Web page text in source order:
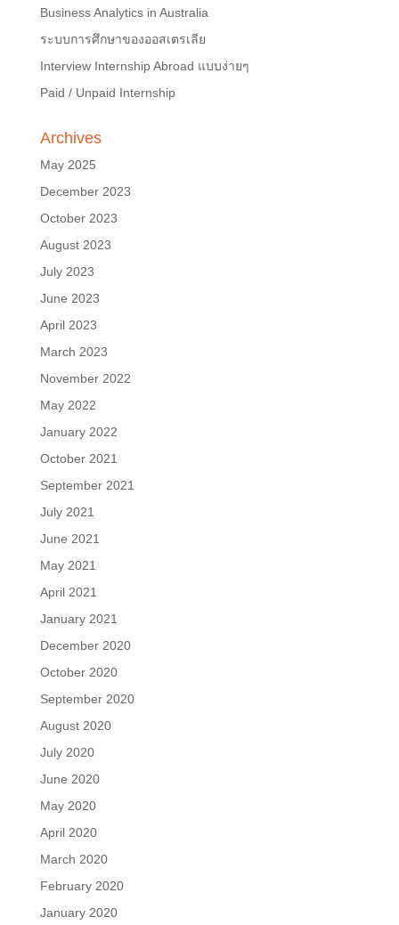
Business Analytics in Australia
ระบบการศึกษาของออสเตรเลีย
Interview Internship Abroad แบบง่ายๆ
Paid / Unpaid Internship
Archives
May 2025
December 2023
October 2023
August 2023
July 2023
June 2023
April 2023
March 2023
November 2022
May 2022
January 2022
October 2021
September 2021
July 2021
June 2021
May 2021
April 2021
January 2021
December 2020
October 2020
September 2020
August 2020
July 2020
June 2020
May 2020
April 2020
March 2020
February 2020
January 2020